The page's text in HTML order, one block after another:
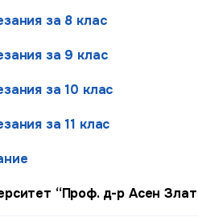
за 8 клас
за 9 клас
за 10 клас
за 11 клас
“Проф. д-р Асен